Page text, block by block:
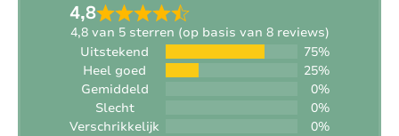
Oppervlakte terrein:
Ligging: Nabij een dorp (afstand < +/- 1,5 km)
Buitendouche:
4,8
4,8 van 5 sterren (op basis van 8 reviews)
Uitstekend
75%
Heel goed
25%
Gemiddeld
0%
Slecht
0%
Verschrikkelijk
0%